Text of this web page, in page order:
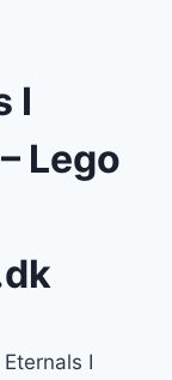
I
Lego
I